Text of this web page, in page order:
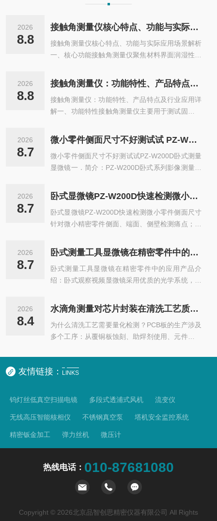
2026
8.8
接触角测量仪核心特点、功能与实际应用场景解析
接触角测量仪核心特点、功能与实际应用场景解析
一、核心功能接触角测量仪聚焦材料界面润湿性能
退角、滚动角数据；依托悬滴法完成液体界面张力
测试。基于测试液滴数据，计算材料表面自由能、
粘附功、铺展系数等界面关键参数。设备完成液滴
图像采集，多算法自动拟合运算，支持数据存储、
料质检的数据量化需求。二、核心特点高清成像系
线干扰，精准捕捉大小液滴轮廓，成像画质稳...
2026
8.8
接触角测量仪：功能特性、产品特点及行业应用详解
接触角测量仪：功能特性、产品特点及行业应用详
解一、功能特性接触角测量仪主要用于测试固体材
由能、界面张力、粘附功、铺展系数等关键界面参
数。可完成静态接触角、动态接触角、前进角、后
退角、滚动角测试，支持悬滴法测液体界面张力。
设备可采集液滴高清图像，自动识别液滴轮廓，多
表，满足科研实验与来料检测的量化分析需求。
源，液滴成像清晰，有效规避环境光线干扰，捕
捉...
2026
8.7
微小零件侧面尺寸不好测试试 PZ‑W200D 卧式测量显微镜
微小零件侧面尺寸不好测试试PZ‑W200D卧式测量
显微镜一．简介：PZ-W200D卧式系列影像测量仪
清晰度的彩色CCD和电脑测量软件配套使用，该系
列仪器具有较长的工作距离，宽阔的视野，高清晰
度的成像质量。设计有0.3X0.5X,0.75X1.5X2X系
列辅助物镜和0.35X,0.5X,0.75X,1X,1.5X,2X系列摄
明装置，可根据观察的样品选用上下LED灯照明。
2026
8.7
卧式显微镜PZ-W200D快速检测微小零件侧面尺寸
卧式显微镜PZ-W200D快速检测微小零件侧面尺寸
针对微小精密零件侧面、端面、侧壁检测痛点；水
角、毛刺高度、缝隙、台阶、R角、角度，解决立
式显微镜看不到侧面的难题，适配车间质检、来料
检验、实验室计量。一、核心优势（微小零件侧面
检测）1、卧式水平光路，小零件无需翻面装夹微
即可，镜头水平对准侧面；避免翻转、夹持造成微
高清光学成像，微小侧面细节清晰呈现...
2026
8.7
卧式测量工具显微镜在精密零件中的应用
卧式测量工具显微镜在精密零件中的应用产品介
绍：卧式观察视频显微镜采用优质的光学系统，镀
像。主机变倍手轮带有锁紧装置，变倍重复精度
高。满足现代电子设备、半导体、激光、LED、LC
D、工业在线检测和生物等领域的数码成像观察、
检验和测量。产品特点：卧式观察视频显微镜是将
科技产品。从而，我们可以对微观领域的研究从传
2026
8.4
水滴角测量对芯片封装在清洗工艺质量控制中的作用
为什么清洗工艺需要量化检测？PCB板的生产涉及
多个工序：从覆铜板蚀刻、助焊剂使用、元件贴装
污、粉尘等污染物，为下一道工序（如涂覆三防
洗效果检测存在明显局限：肉眼检测不可靠：污染
过于粗糙：虽然部分企业采用“破水测试”判断清洁
度，但该方法只能给出“通过/不通过”的定性结论，
友情链接： LINKS
钨灯丝低真空扫描电镜 多段式透浦式风机 流变仪
无线高压智能核相仪 不锈钢真空泵 塔机安全监控系统
精密钣金加工 弹力丝机 微压计
热线电话： 010-87681080
Copyright © 2026北京品智创思精密仪器有限公司 All Rights